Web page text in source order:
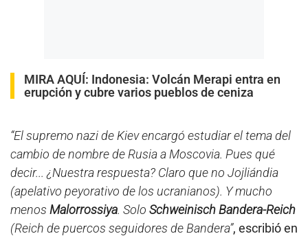
MIRA AQUÍ: Indonesia: Volcán Merapi entra en
erupción y cubre varios pueblos de ceniza
“El supremo nazi de Kiev encargó estudiar el tema del
cambio de nombre de Rusia a Moscovia. Pues qué
decir... ¿Nuestra respuesta? Claro que no Jojliándia
(apelativo peyorativo de los ucranianos). Y mucho
menos Malorrossiya. Solo Schweinisch Bandera-Reich
(Reich de puercos seguidores de Bandera”, escribió en